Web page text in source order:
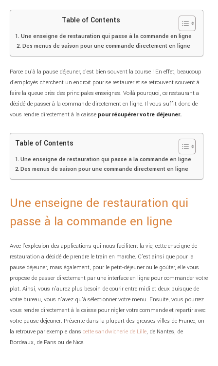
Table of Contents
Une enseigne de restauration qui passe à la commande en ligne
Des menus de saison pour une commande directement en ligne
Parce qu’à la pause déjeuner, c’est bien souvent la course ! En effet, beaucoup
d’employés cherchent un endroit pour se restaurer et se retrouvent souvent à
faire la queue près des principales enseignes. Voilà pourquoi, ce restaurant a
décidé de passer à la commande directement en ligne. Il vous suffit donc de
vous rendre directement à la caisse pour récupérer votre déjeuner.
Table of Contents
Une enseigne de restauration qui passe à la commande en ligne
Des menus de saison pour une commande directement en ligne
Une enseigne de restauration qui
passe à la commande en ligne
Avec l’explosion des applications qui nous facilitent la vie, cette enseigne de
restauration a décidé de prendre le train en marche. C’est ainsi que pour la
pause déjeuner, mais également, pour le petit-déjeuner ou le goûter, elle vous
propose de passer directement par une interface en ligne pour commander votre
plat. Ainsi, vous n’aurez plus besoin de courir entre midi et deux puisque de
votre bureau, vous n’avez qu’à sélectionner votre menu. Ensuite, vous pourrez
vous rendre directement à la caisse pour régler votre commande et repartir avec
votre pause déjeuner. Présente dans la plupart des grosses villes de France, on
la retrouve par exemple dans cette sandwicherie de Lille, de Nantes, de
Bordeaux, de Paris ou de Nice.